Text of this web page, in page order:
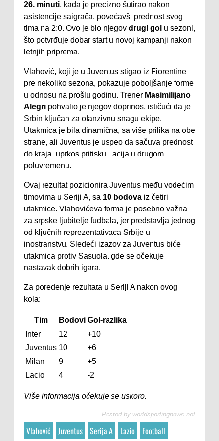
26. minuti, kada je precizno šutirao nakon
asistencije saigrača, povećavši prednost svog
tima na 2:0. Ovo je bio njegov drugi gol u sezoni,
što potvrđuje dobar start u novoj kampanji nakon
letnjih priprema.
Vlahović, koji je u Juventus stigao iz Fiorentine
pre nekoliko sezona, pokazuje poboljšanje forme
u odnosu na prošlu godinu. Trener Masimilijano
Alegri pohvalio je njegov doprinos, ističući da je
Srbin ključan za ofanzivnu snagu ekipe.
Utakmica je bila dinamična, sa više prilika na obe
strane, ali Juventus je uspeo da sačuva prednost
do kraja, uprkos pritisku Lacija u drugom
poluvremenu.
Ovaj rezultat pozicionira Juventus među vodećim
timovima u Seriji A, sa 10 bodova iz četiri
utakmice. Vlahovićeva forma je posebno važna
za srpske ljubitelje fudbala, jer predstavlja jednog
od ključnih reprezentativaca Srbije u
inostranstvu. Sledeći izazov za Juventus biće
utakmica protiv Sasuola, gde se očekuje
nastavak dobrih igara.
Za poređenje rezultata u Seriji A nakon ovog
kola:
Tim Bodovi Gol-razlika
Inter
12
+10
Juventus 10
+6
Milan
9
+5
Lacio
4 -2
Više informacija očekuje se uskoro.
Posted by worldsportingnews.net
Vlahović Juventus Serija A Lazio Football